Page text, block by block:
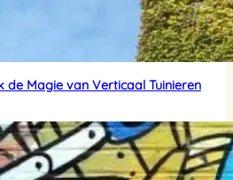
de Magie van Verticaal Tuinieren